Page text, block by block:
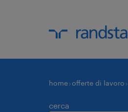
home offerte di lavoro
cerca